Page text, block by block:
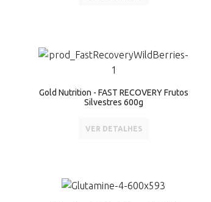
Gold Nutrition - FAST RECOVERY Frutos
Silvestres 600g
VER DETALHES